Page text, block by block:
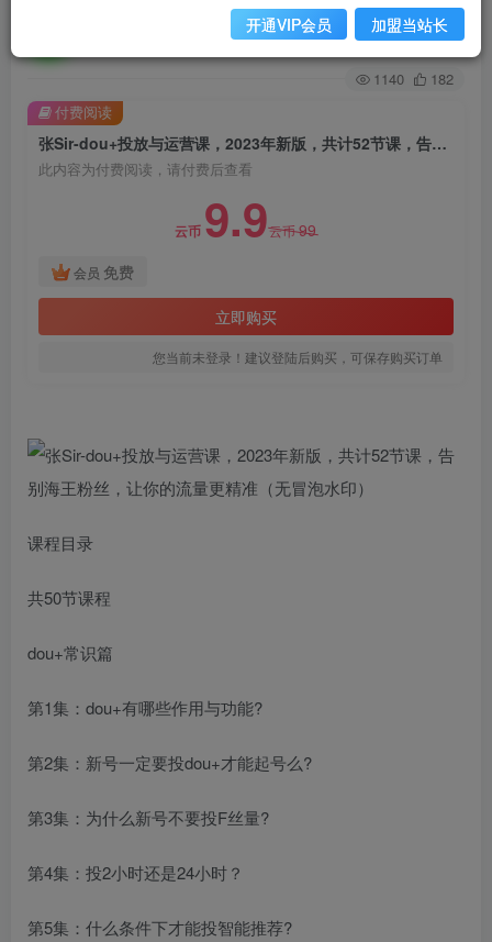
关注 私信
1140 182
张Sir-dou+投放与运营课，2023年新版，共计52节课，告别海王粉丝，让你的流量更精准
此内容为付费阅读，请付费后查看
云币 9.9云币99
会员 免费
立即购买
您当前未登录！建议登陆后购买，可保存购买订单
付费阅读
课程目录
共50节课程
dou+常识篇
第1集：dou+有哪些作用与功能?
第2集：新号一定要投dou+才能起号么?
第3集：为什么新号不要投F丝量?
第4集：投2小时还是24小时？
第5集：什么条件下才能投智能推荐?
开通VIP会员 加盟当站长